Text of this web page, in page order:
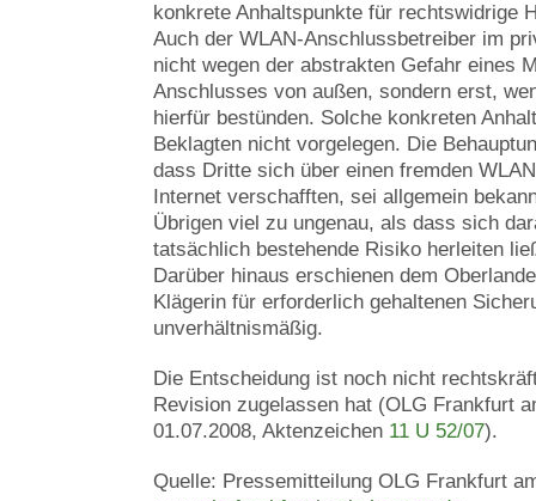
konkrete Anhaltspunkte für rechtswidrige
Auch der WLAN-Anschlussbetreiber im
nicht wegen der abstrakten Gefahr eines
Anschlusses von außen, sondern erst,
hierfür bestünden. Solche konkreten
Beklagten nicht vorgelegen. Die
dass Dritte sich über einen fremden
Internet verschafften, sei allgemein
Übrigen viel zu ungenau, als dass sich
tatsächlich bestehende Risiko herleiten
Darüber hinaus erschienen dem
Klägerin für erforderlich gehaltenen
unverhältnismäßig.
Die Entscheidung ist noch nicht
Revision zugelassen hat (OLG Frankfurt
01.07.2008, Aktenzeichen 11 U 52/07).
Quelle: Pressemitteilung OLG Frankfurt